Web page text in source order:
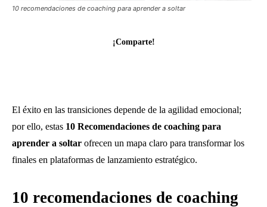
10 recomendaciones de coaching para aprender a soltar
¡Comparte!
El éxito en las transiciones depende de la agilidad emocional;
por ello, estas 10 Recomendaciones de coaching para
aprender a soltar ofrecen un mapa claro para transformar los
finales en plataformas de lanzamiento estratégico.
10 recomendaciones de coaching